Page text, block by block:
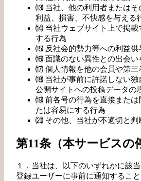
⒀ 当社、他の利用者またはそ
利益、損害、不快感を与える
⒁ 当社ウェブサイト上で掲載
する行為
⒂ 反社会的勢力等への利益供
⒃ 面識のない異性との出会い
⒄ 個人情報を他の会員や第三
⒅ 当社が事前に許諾しない独
公開サイトへの投稿データの
⒆ 前各号の行為を直接または
たは容易にする行為
⒇ その他、当社が不適切と判
第11条（本サービスの
１．当社は、以下のいずれかに該当
登録ユーザーに事前に通知するこ